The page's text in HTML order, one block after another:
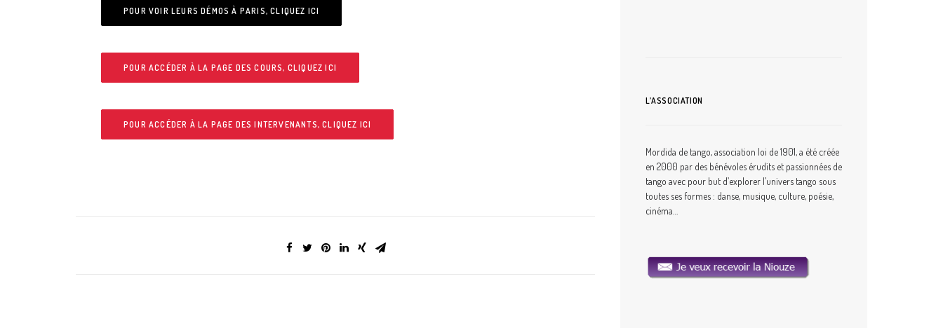
POUR VOIR LEURS DÉMOS À PARIS, CLIQUEZ ICI
POUR ACCÉDER À LA PAGE DES COURS, CLIQUEZ ICI
POUR ACCÉDER À LA PAGE DES INTERVENANTS, CLIQUEZ ICI
L’ASSOCIATION
Mordida de tango, association loi de 1901, a été créée
en 2000 par des bénévoles érudits et passionnées de
tango avec pour but d’explorer l’univers tango sous
toutes ses formes : danse, musique, culture, poésie,
cinéma…